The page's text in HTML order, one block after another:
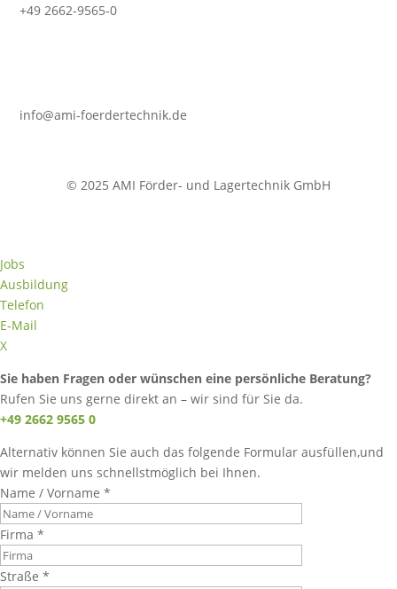
+49 2662-9565-0
info@ami-foerdertechnik.de
© 2025 AMI Förder- und Lagertechnik GmbH
Jobs
Ausbildung
Telefon
E-Mail
X
Sie haben Fragen oder wünschen eine persönliche Beratung?
Rufen Sie uns gerne direkt an – wir sind für Sie da.
+49 2662 9565 0
Alternativ können Sie auch das folgende Formular ausfüllen,und
wir melden uns schnellstmöglich bei Ihnen.
Name / Vorname *
Firma *
Straße *